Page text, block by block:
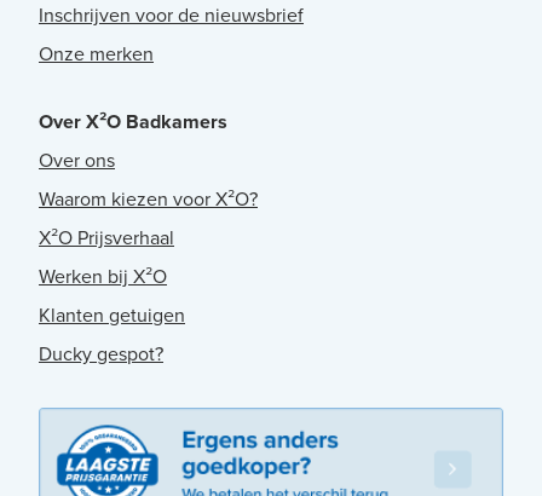
Inschrijven voor de nieuwsbrief
Onze merken
Over X²O Badkamers
Over ons
Waarom kiezen voor X²O?
X²O Prijsverhaal
Werken bij X²O
Klanten getuigen
Ducky gespot?